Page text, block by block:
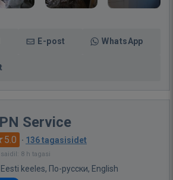
E-post WhatsApp
Service
5.0 · 136 tagasisidet
saidil: 8 h tagasi
Eesti keeles, По-русски, English